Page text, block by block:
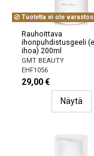
Tuotetta ei ole
Rauhoittava
ihonpuhdistusgeeli
ihoa) 200ml
GMT BEAUTY
EHF1056
29,00 €
Näytä